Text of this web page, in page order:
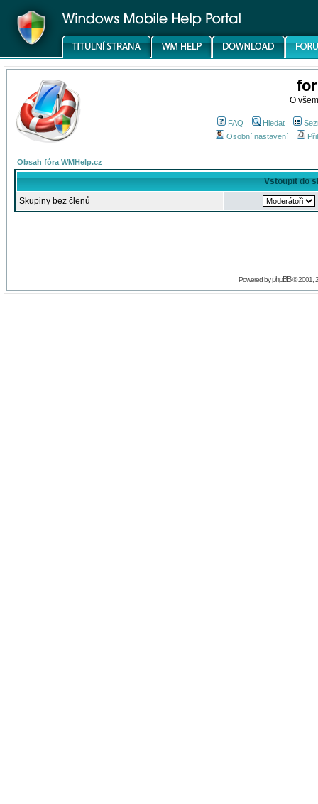
O
FAQ Hledat
Osobní nastavení
Obsah fóra WMHelp.cz
Vstoupit do
Skupiny bez členů
Powered byphpBB© 2001,